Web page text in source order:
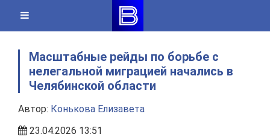
content
Масштабные рейды по борьбе с
нелегальной миграцией начались в
Челябинской области
Автор: Конькова Елизавета
23.04.2026 13:51